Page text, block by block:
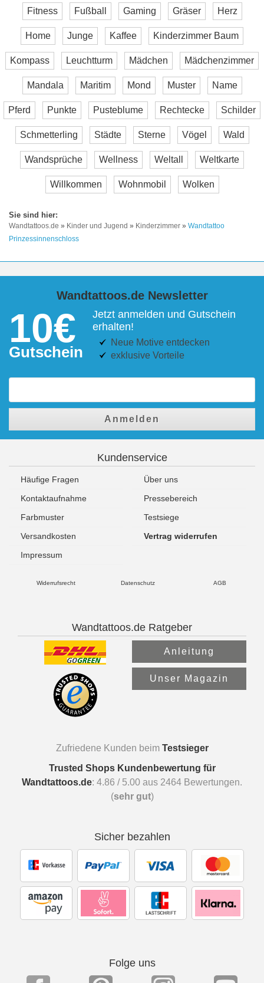
Fitness Fußball Gaming Gräser Herz
Home Junge Kaffee Kinderzimmer Baum
Kompass Leuchtturm Mädchen Mädchenzimmer
Mandala Maritim Mond Muster Name
Pferd Punkte Pusteblume Rechtecke Schilder
Schmetterling Städte Sterne Vögel Wald
Wandsprüche Wellness Weltall Weltkarte
Willkommen Wohnmobil Wolken
Wandtattoos.de » Kinder und Jugend » Kinderzimmer » Wandtattoo
Prinzessinnenschloss
Wandtattoos.de Newsletter
10€
Gutschein
Jetzt anmelden und Gutschein
erhalten!
Neue Motive entdecken
exklusive Vorteile
Anmelden
Kundenservice
Häufige Fragen
Über uns
Kontaktaufnahme
Pressebereich
Farbmuster
Testsiege
Versandkosten
Vertrag widerrufen
Impressum
Widerrufsrecht Datenschutz AGB
Wandtattoos.de Ratgeber
Anleitung
Unser Magazin
Zufriedene Kunden beim Testsieger
Trusted Shops Kundenbewertung für
Wandtattoos.de: 4.86 / 5.00 aus 2464 Bewertungen.
(sehr gut)
Sicher bezahlen
Folge uns